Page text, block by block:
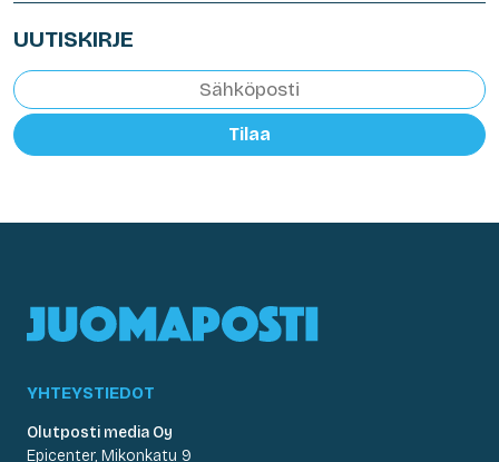
UUTISKIRJE
Tilaa
YHTEYSTIEDOT
Olutposti media Oy
Epicenter, Mikonkatu 9